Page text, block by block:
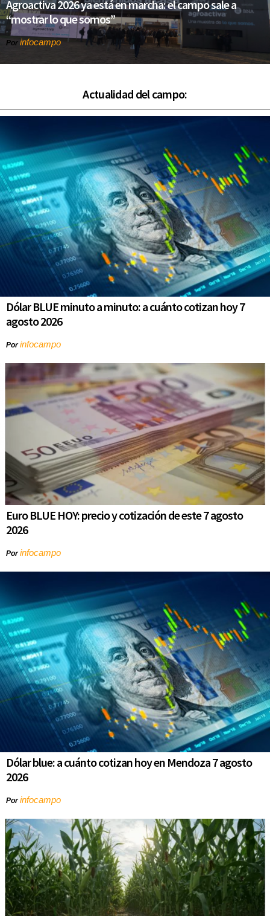
Agroactiva 2026 ya está en marcha: el campo sale a
“mostrar lo que somos”
Por infocampo
Actualidad del campo:
Dólar BLUE minuto a minuto: a cuánto cotizan hoy 7
agosto 2026
Porinfocampo
Euro BLUE HOY: precio y cotización de este 7 agosto
2026
Porinfocampo
Dólar blue: a cuánto cotizan hoy en Mendoza 7 agosto
2026
Porinfocampo